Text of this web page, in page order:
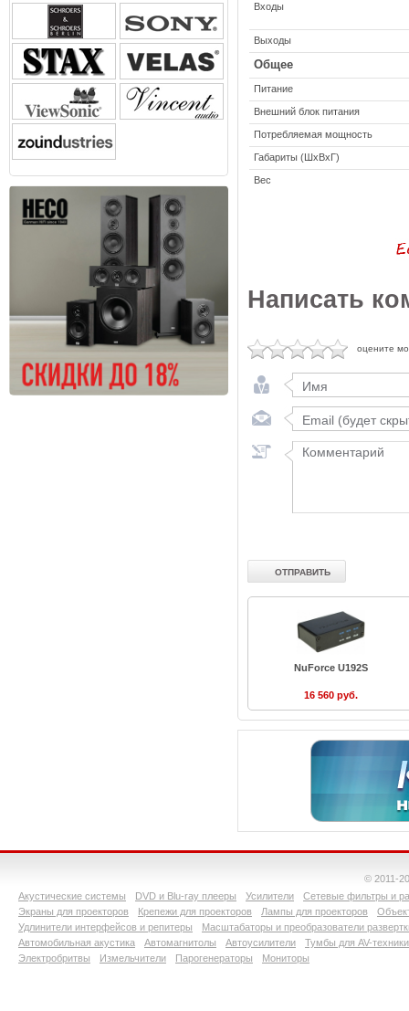
Входы
Выходы
Общее
Питание
Внешний блок питания
Потребляемая мощность
Габариты (ШхВхГ)
Вес
Написать
оцените
NuForce U192S
16 560 руб.
© 2011-
Акустические системы
DVD и Blu-ray плееры Усилители
Сетевые фильтры и
Экраны для проекторов
Крепежи для проекторов Лампы для проекторов
Удлинители интерфейсов и репитеры
Масштабаторы и преобразователи
Автомобильная акустика
Автомагнитолы Автоусилители
Тумбы для AV-техники
Электробритвы
Измельчители Парогенераторы Мониторы